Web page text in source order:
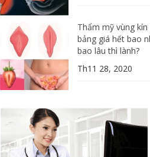
Thẩm mỹ vùng kín
bảng giá hết bao
bao lâu thì lành?
Th11 28, 2020